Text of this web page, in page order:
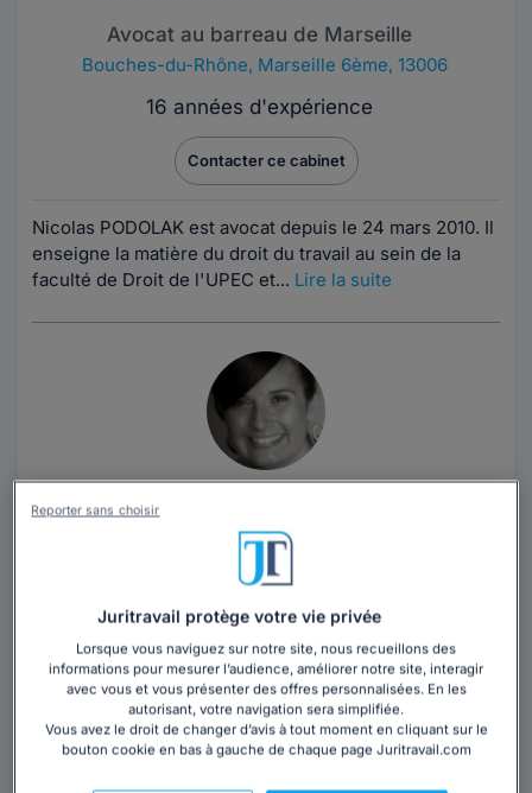
Avocat au barreau de Marseille
Bouches-du-Rhône, Marseille 6ème, 13006
16 années d'expérience
Contacter ce cabinet
Nicolas PODOLAK est avocat depuis le 24 mars 2010. Il
enseigne la matière du droit du travail au sein de la
faculté de Droit de l'UPEC et... Lire la suite
Avocat au barreau de Marseille
,Marseille 6ème, 13006
Contacter ce cabinet
Forte d'une expérience de près de 10 années au sein
d'un Cabinet exclusivement dédié à la matière sociale,
je propose mes services à des...Lire la suite
Juritravail protège votre vie privée
Lorsque vous naviguez sur notre site, nous recueillons des
informations pour mesurer l’audience, améliorer notre site, interagir
avec vous et vous présenter des offres personnalisées. En les
autorisant, votre navigation sera simplifiée.
Vous avez le droit de changer d’avis à tout moment en cliquant sur le
bouton cookie en bas à gauche de chaque page Juritravail.com
Reporter sans choisir